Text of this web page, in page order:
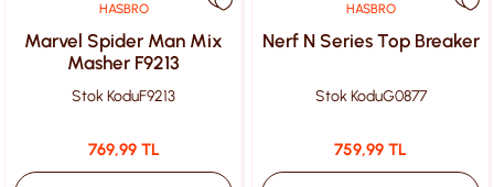
HASBRO
Marvel Spider Man Mix
Masher F9213
Stok KoduF9213
769,99 TL
HASBRO
Nerf N Series Top Breaker
Stok KoduG0877
759,99 TL